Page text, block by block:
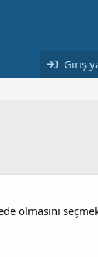
Giriş
olmasını